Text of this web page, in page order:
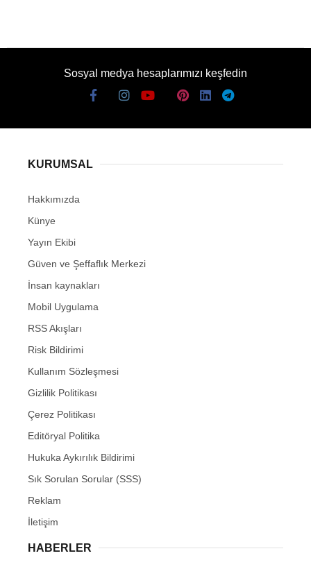
Sosyal medya hesaplarımızı keşfedin
KURUMSAL
Hakkımızda
Künye
Yayın Ekibi
Güven ve Şeffaflık Merkezi
İnsan kaynakları
Mobil Uygulama
RSS Akışları
Risk Bildirimi
Kullanım Sözleşmesi
Gizlilik Politikası
Çerez Politikası
Editöryal Politika
Hukuka Aykırılık Bildirimi
Sık Sorulan Sorular (SSS)
Reklam
İletişim
HABERLER